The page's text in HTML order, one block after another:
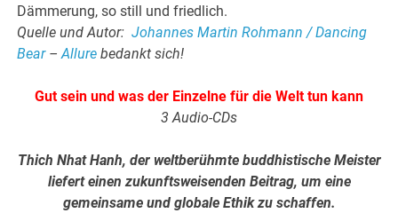
Dämmerung, so still und friedlich.
Quelle und Autor:Johannes Martin Rohmann / Dancing
Bear–Allure bedankt sich!
Gut sein und was der Einzelne für die Welt tun kann
3 Audio-CDs
Thich Nhat Hanh, der weltberühmte buddhistische Meister
liefert einen zukunftsweisenden Beitrag, um eine
gemeinsame und globale Ethik zu schaffen.